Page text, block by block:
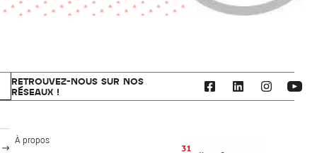
RETROUVEZ-NOUS SUR NOS
RÉSEAUX !
À propos